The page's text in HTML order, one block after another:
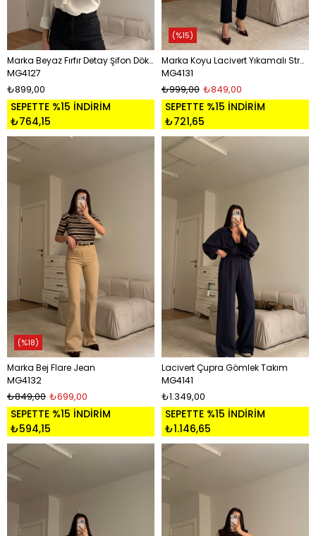
Marka Beyaz Fırfır Detay Şifon Dökümlü Gömlek
MG4127
₺899,00
SEPETTE %15 İNDİRİM
₺764,15
Marka Koyu Lacivert Yıkamalı Straight Fıt Jean
MG4131
₺849,00
₺999,00
SEPETTE %15 İNDİRİM
₺721,65
%15
Marka Bej Flare Jean
MG4132
₺699,00
₺849,00
SEPETTE %15 İNDİRİM
₺594,15
%18
Lacivert Çupra Gömlek Takım
MG4141
₺1.349,00
SEPETTE %15 İNDİRİM
₺1.146,65